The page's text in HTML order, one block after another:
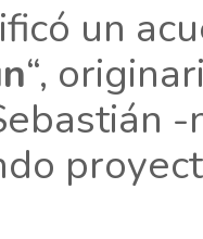
un
“,